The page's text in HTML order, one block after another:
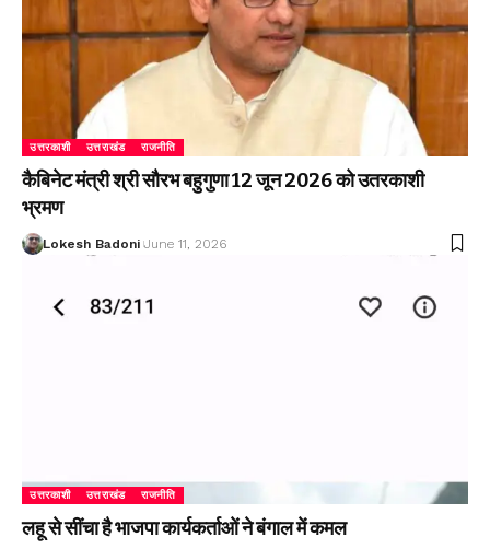
उत्तरकाशी उत्तराखंड राजनीति
कैबिनेट मंत्री श्री सौरभ बहुगुणा 12 जून 2026 को उतरकाशी
भ्रमण
Lokesh Badoni June 11, 2026
उत्तरकाशी उत्तराखंड राजनीति
लहू से सींचा है भाजपा कार्यकर्ताओं ने बंगाल में कमल